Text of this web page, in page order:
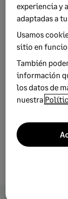
experiencia y
adaptadas a
Usamos
sitio en
También
información
los datos de
nuestra